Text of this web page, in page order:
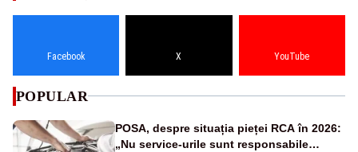
Facebook X YouTube
POPULAR
POSA, despre situația pieței RCA în 2026:
„Nu service-urile sunt responsabile